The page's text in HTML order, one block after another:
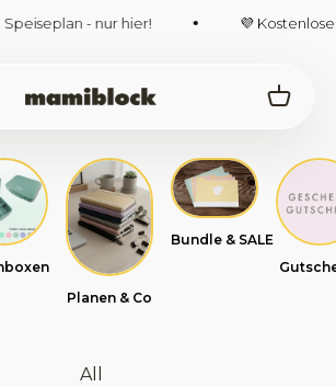
- nur hier! 💜 Kostenloser
öffnen
mamiblock-Shop
Planen & Co
Bundle & SALE
All